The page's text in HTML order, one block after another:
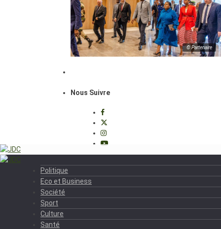
© Partenaire
Nous Suivre
Politique
Eco et Business
Société
Sport
Culture
Santé